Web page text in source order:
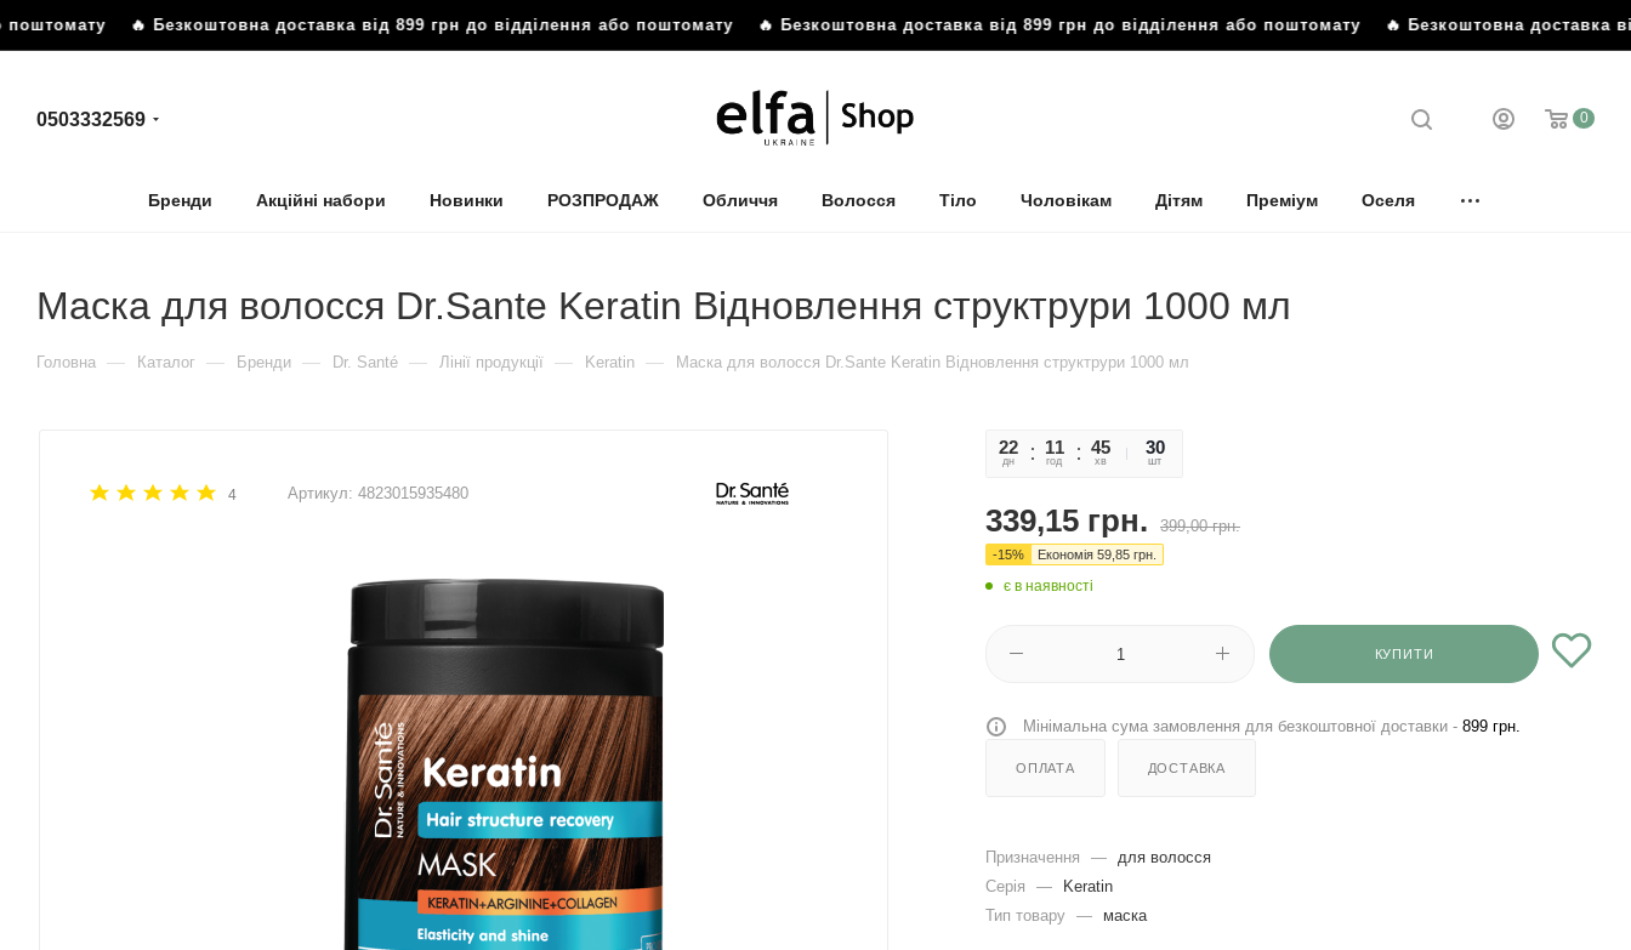
🔥 Безкоштовна доставка від 899 грн до відділення або поштомату🔥 Безкоштовна доставка від 899 грн до відділення або поштомату🔥 Безкоштовна доставка від 899
0503332569 0
Бренди Акційні набори Новинки РОЗПРОДАЖ Обличчя Волосся Тіло Чоловікам Дітям Преміум Оселя
Маска для волосся Dr.Sante Keratin Відновлення структрури 1000 мл
Головна — Каталог — Бренди — Dr. Santé — Лінії продукції — Keratin — Маска для волосся Dr.Sante Keratin Відновлення структрури 1000 мл
4 Артикул: 4823015935480
22
дн
11
год
45
хв
27
сек
30
шт
339,15 грн. 399,00грн.
-15% Економія 59,85 грн.
є в наявності
КУПИТИ
Мінімальна сума замовлення для безкоштовної доставки - 899 грн.
ОПЛАТА ДОСТАВКА
Призначення —
для волосся
Серія
—
Keratin
Тип товару — маска